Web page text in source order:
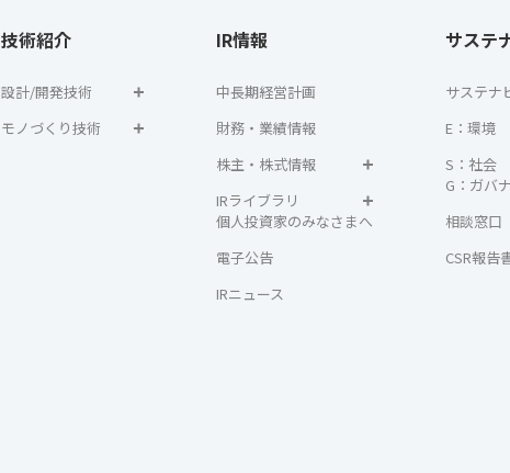
技術紹介
設計/開発技術
モノづくり技術
IR情報
中長期経営計画
財務・業績情報
株主・株式情報
IRライブラリ
個人投資家のみなさまへ
電子公告
IRニュース
サステ
サステナ
E：環境
S：社会
G：ガバ
相談窓口
CSR報告